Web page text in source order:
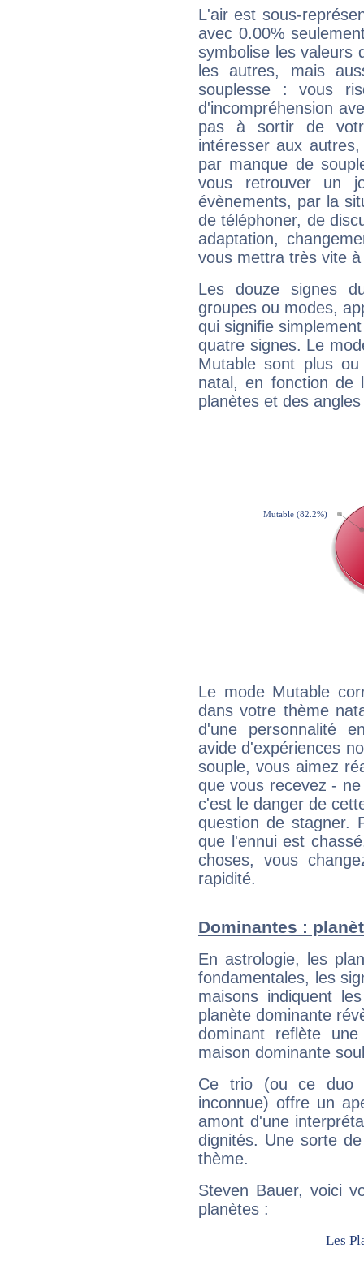
L'air est sous-
avec 0.00%
symbolise les valeurs
les autres, mais
souplesse : vous
d'incompréhension
pas à sortir de
intéresser aux
par manque de
vous retrouver un
évènements, par la
de téléphoner, de
adaptation,
vous mettra très vite
Les douze signes
groupes ou modes,
qui signifie
quatre signes. Le
Mutable sont plus
natal, en fonction de
planètes et des
Le mode Mutable
dans votre thème
d'une personnalité
avide d'expériences
souple, vous aimez
que vous recevez -
c'est le danger de
question de stagner.
que l'ennui est
choses, vous
rapidité.
Dominantes :
En astrologie, les
fondamentales, les
maisons indiquent
planète dominante
dominant reflète
maison dominante
Ce trio (ou ce duo
inconnue) offre un
amont d'une
dignités. Une sorte
thème.
Steven Bauer, voici
planètes :